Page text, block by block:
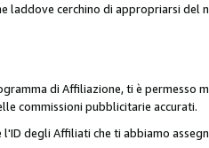
laddove cerchino di appropriarsi
di Affiliazione, ti è permesso
commissioni pubblicitarie accurati.
l'ID degli Affiliati che ti abbiamo